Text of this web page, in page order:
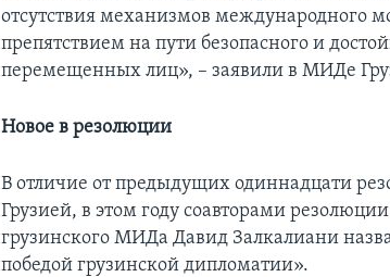
отсутствия механизмов международного
препятствием на пути безопасного и
перемещенных лиц», – заявили в МИДе
Новое в резолюции
В отличие от предыдущих одиннадцати
Грузией, в этом году соавторами
грузинского МИДа Давид Залкалиани
победой грузинской дипломатии».